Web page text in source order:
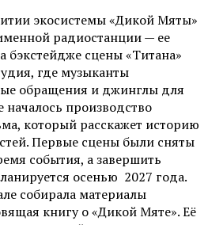
экосистемы «Дикой Мяты»
радиостанции — ее
бэкстейдже сцены «Титана»
где музыканты
обращения и джинглы для
производство
который расскажет историю
Первые сцены были сняты
события, а завершить
осенью 2027 года.
собирала материалы
книгу о «Дикой Мяте». Её